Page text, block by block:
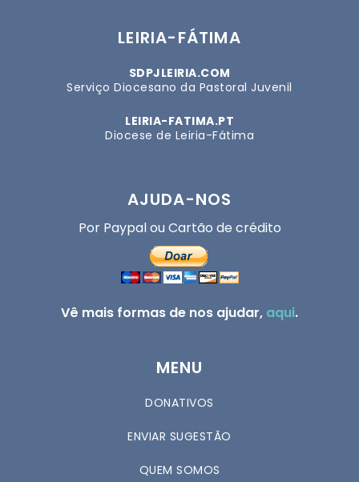
LEIRIA-FÁTIMA
SDPJLEIRIA.COM
Serviço Diocesano da Pastoral Juvenil
LEIRIA-FATIMA.PT
Diocese de Leiria-Fátima
AJUDA-NOS
Por Paypal ou Cartão de crédito
Vê mais formas de nos ajudar, aqui.
MENU
DONATIVOS
ENVIAR SUGESTÃO
QUEM SOMOS